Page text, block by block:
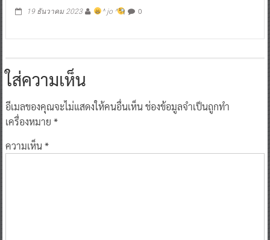
19 ธันวาคม 2023 ^ jo ^ 0
ใส่ความเห็น
อีเมลของคุณจะไม่แสดงให้คนอื่นเห็นช่องข้อมูลจำเป็นถูกทำ
เครื่องหมาย *
ความเห็น*